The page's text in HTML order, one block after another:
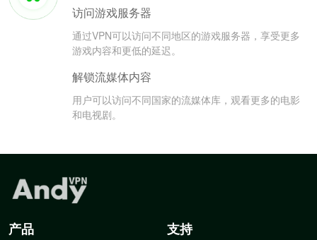
访问游戏服务器
通过VPN可以访问不同地区的游戏服务器，享受更多
游戏内容和更低的延迟。
解锁流媒体内容
用户可以访问不同国家的流媒体库，观看更多的电影
和电视剧。
产品 支持